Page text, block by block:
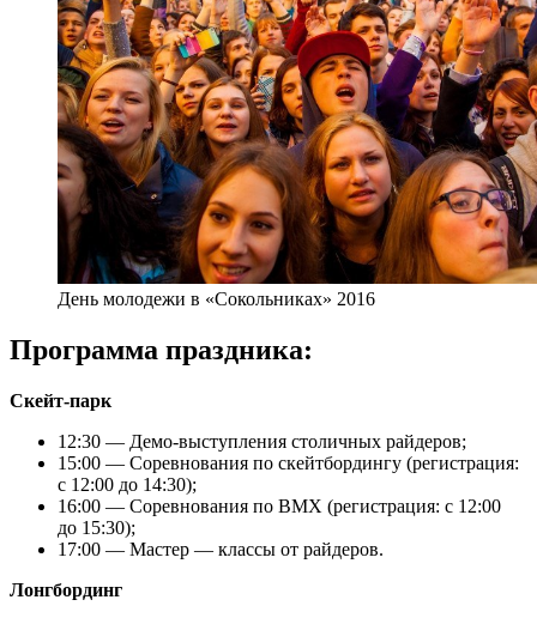
День молодежи в «Сокольниках» 2016
Программа праздника:
Скейт-парк
12:30 — Демо-выступления столичных райдеров;
15:00 — Соревнования по скейтбордингу (регистрация:
с 12:00 до 14:30);
16:00 — Соревнования по BMX (регистрация: с 12:00
до 15:30);
17:00 — Мастер — классы от райдеров.
Лонгбординг